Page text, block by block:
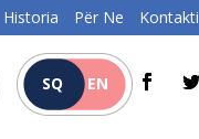
Historia Për Ne Kontakti
SQ EN